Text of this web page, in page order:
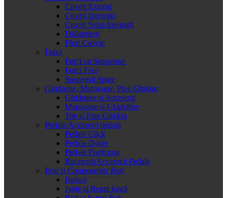
Cuveți Externi
Cuveți Integrați
Cuveți Semi-Integrați
Distanțiere
Flori Cuvete
Furci
Furci cu Suspensie
Furci Fixe
Suspensii Spate
Ghidoane, Mansoane, Pipe Ghidon
Ghidoane și Accesorii
Mansoane și Ghidoline
Tije și Pipe Ghidon
Pedale/Accesorii pedale
Pedale Click
Pedale Duble
Pedale Platforma
Rulmenti/Accesorii Pedale
Roți și Componente Roți
Butuci
Jante și Benzi Jantă